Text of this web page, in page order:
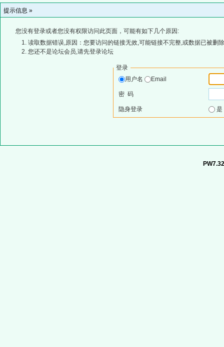
提示信息 »
您没有登录或者您没有权限访问此页面，可能有如下几个原因:
读取数据错误,原因：您要访问的链接无效,可能链接不完整,或数据已被删
您还不是论坛会员,请先登录论坛
登录
用户名
Email
密 码
隐身登录